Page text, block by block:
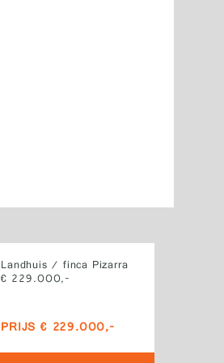
Landhuis / finca Pizarra
€ 229.000,-
PRIJS € 229.000,-